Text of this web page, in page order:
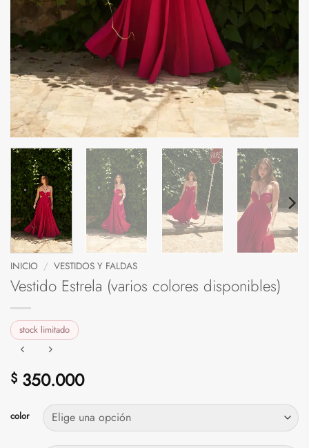
INICIO / VESTIDOS Y FALDAS
Vestido Estrela (varios colores disponibles)
stock limitado
$ 350.000
color